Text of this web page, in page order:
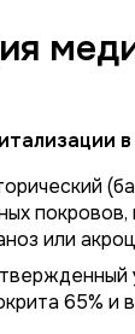
или
65% и